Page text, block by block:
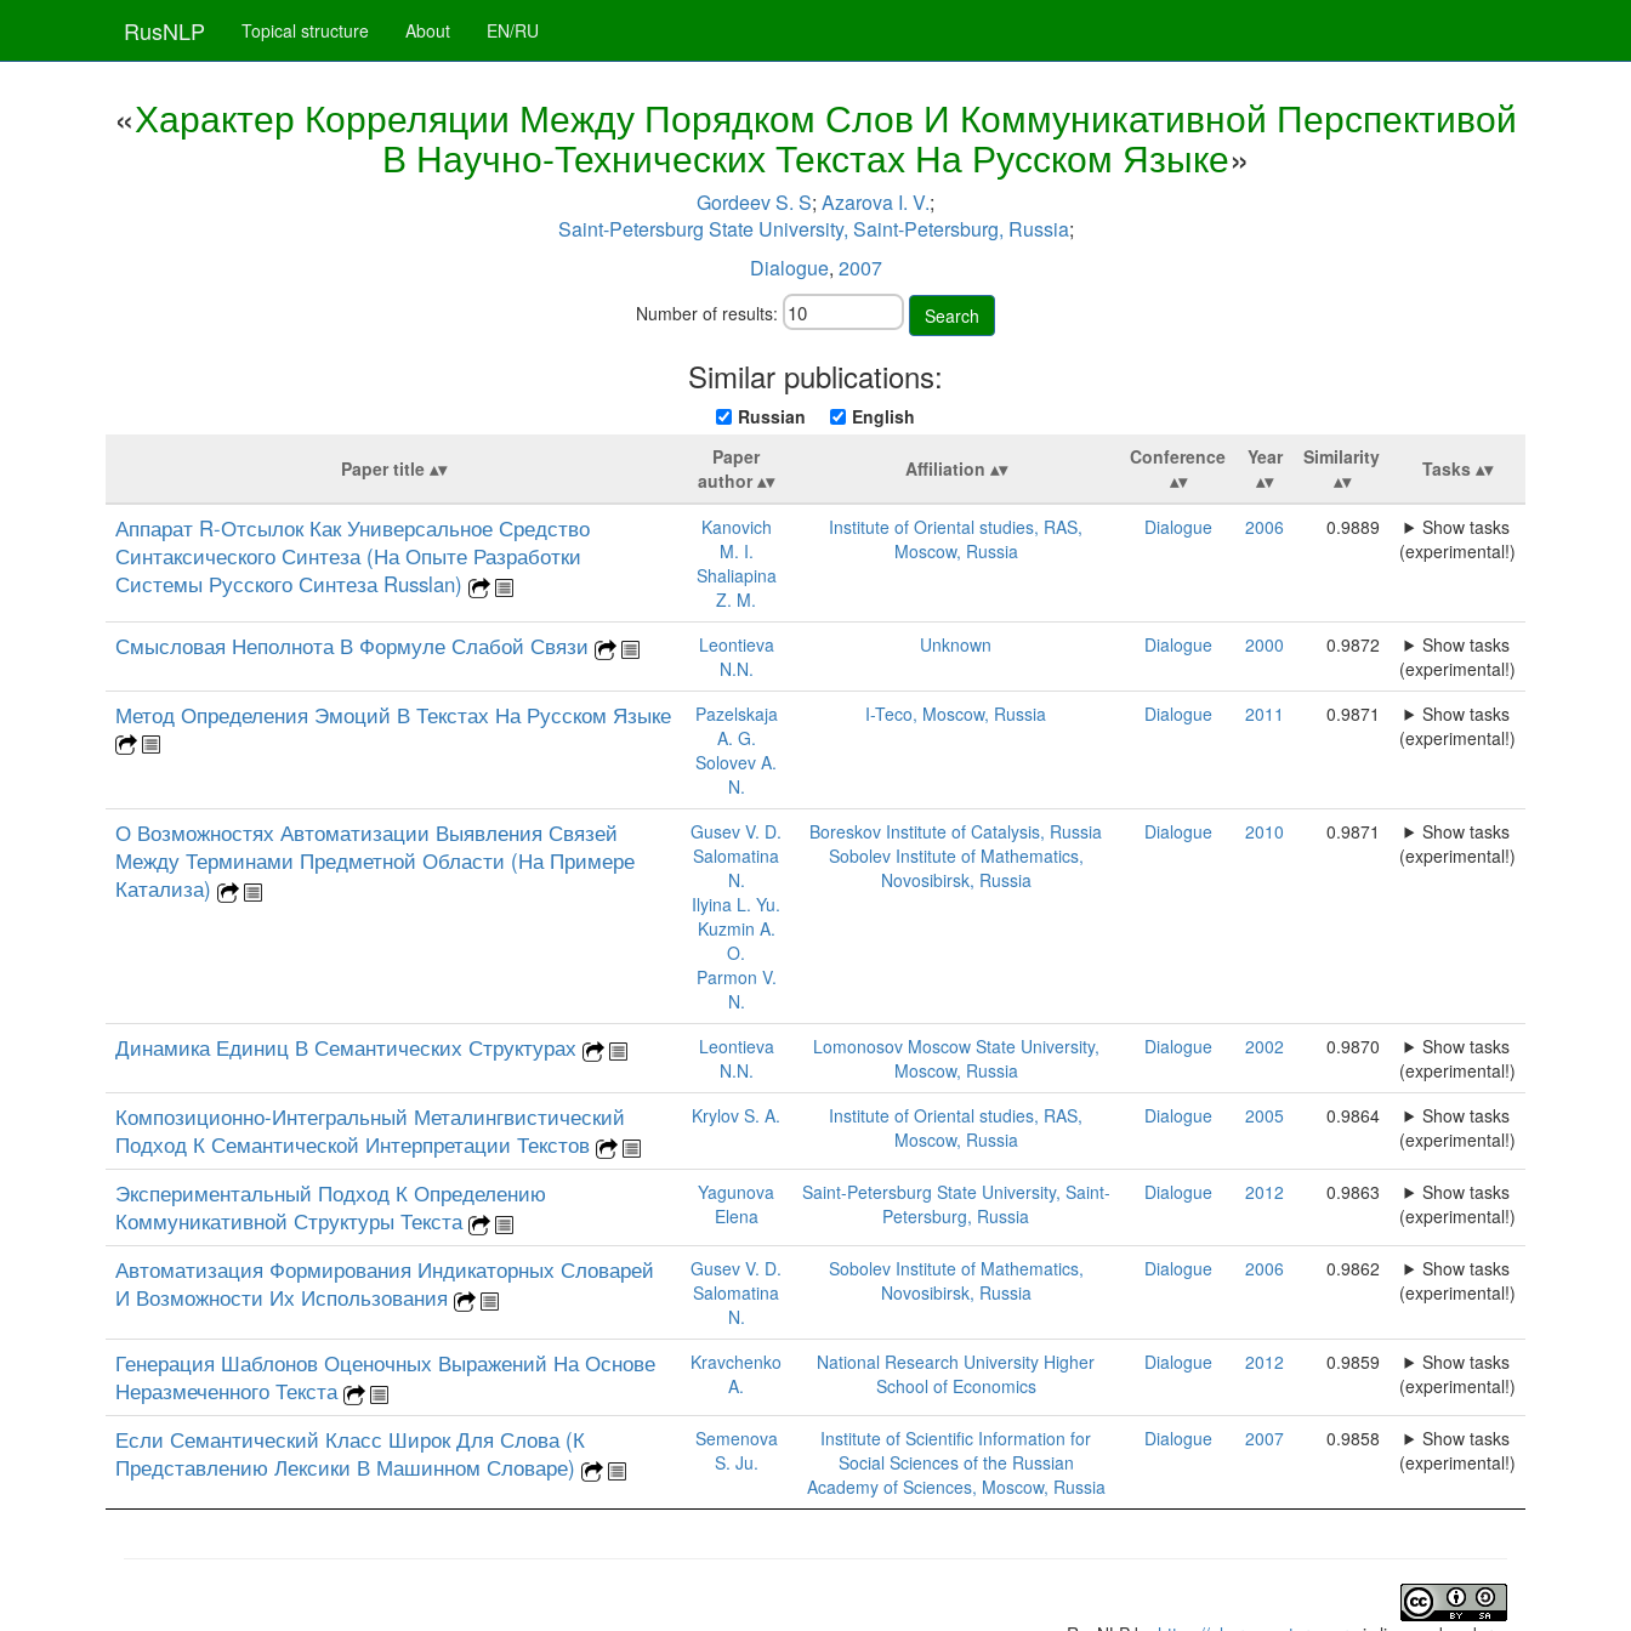
RusNLP Topical structure About EN/RU
«Характер Корреляции Между Порядком Слов И Коммуникативной Перспективой
В Научно-Технических Текстах На Русском Языке»
Gordeev S. S; Azarova I. V.;
Saint-Petersburg State University, Saint-Petersburg, Russia;
Dialogue, 2007
Number of results: Search
Similar publications:
Russian English
Paper title
Paper
author
Affiliation Conference Year Similarity Tasks
Аппарат R-Отсылок Как Универсальное Средство
Синтаксического Синтеза (На Опыте Разработки
Системы Русского Синтеза Russlan)
Kanovich
M. I.
Shaliapina
Z. M.
Institute of Oriental studies, RAS,
Moscow, Russia
Dialogue 2006 0.9889
Show tasks
(experimental!)
Смысловая Неполнота В Формуле Слабой Связи
Leontieva
N.N.
Unknown Dialogue 2000 0.9872
Show tasks
(experimental!)
Метод Определения Эмоций В Текстах На Русском Языке
Pazelskaja
A. G.
Solovev A.
N.
I-Teco, Moscow, Russia Dialogue 2011 0.9871
Show tasks
(experimental!)
О Возможностях Автоматизации Выявления Связей
Между Терминами Предметной Области (На Примере
Катализа)
Gusev V. D.
Salomatina
N.
Ilyina L. Yu.
Kuzmin A.
O.
Parmon V.
N.
Boreskov Institute of Catalysis, Russia
Sobolev Institute of Mathematics,
Novosibirsk, Russia
Dialogue 2010 0.9871
Show tasks
(experimental!)
Динамика Единиц В Семантических Структурах
Leontieva
N.N.
Lomonosov Moscow State University,
Moscow, Russia
Dialogue 2002 0.9870
Show tasks
(experimental!)
Композиционно-Интегральный Металингвистический
Подход К Семантической Интерпретации Текстов
Krylov S. A.
Institute of Oriental studies, RAS,
Moscow, Russia
Dialogue 2005 0.9864
Show tasks
(experimental!)
Экспериментальный Подход К Определению
Коммуникативной Структуры Текста
Yagunova
Elena
Saint-Petersburg State University, Saint-
Petersburg, Russia
Dialogue 2012 0.9863
Show tasks
(experimental!)
Автоматизация Формирования Индикаторных Словарей
И Возможности Их Использования
Gusev V. D.
Salomatina
N.
Sobolev Institute of Mathematics,
Novosibirsk, Russia
Dialogue 2006 0.9862
Show tasks
(experimental!)
Генерация Шаблонов Оценочных Выражений На Основе
Неразмеченного Текста
Kravchenko
A.
National Research University Higher
School of Economics
Dialogue 2012 0.9859
Show tasks
(experimental!)
Если Семантический Класс Широк Для Слова (К
Представлению Лексики В Машинном Словаре)
Semenova
S. Ju.
Institute of Scientific Information for
Social Sciences of the Russian
Academy of Sciences, Moscow, Russia
Dialogue 2007 0.9858
Show tasks
(experimental!)